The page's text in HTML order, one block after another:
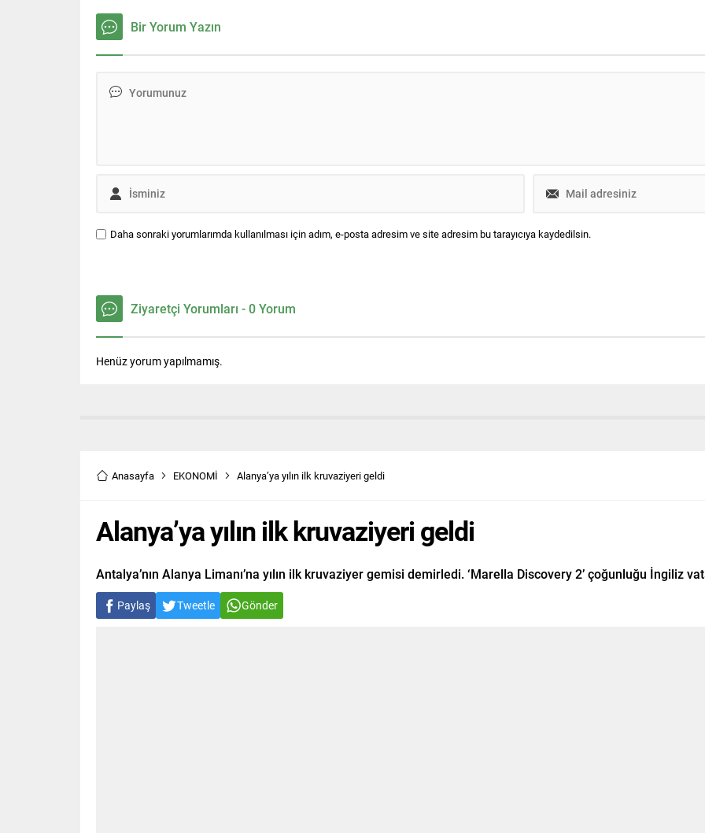
Bir Yorum Yazın
Daha sonraki yorumlarımda kullanılması için adım, e-posta adresim ve site adresim bu tarayıcıya kaydedilsin.
Ziyaretçi Yorumları - 0 Yorum
Henüz yorum yapılmamış.
Anasayfa EKONOMİ Alanya’ya yılın ilk kruvaziyeri geldi
Alanya’ya yılın ilk kruvaziyeri geldi
Antalya’nın Alanya Limanı’na yılın ilk kruvaziyer gemisi demirledi. ‘Marella Discovery 2’ çoğunluğu İngiliz
Paylaş Tweetle Gönder